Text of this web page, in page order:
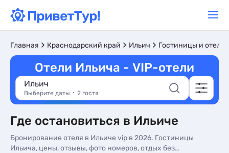
Главная Краснодарский край Ильич Гостиницы и отели
Отели Ильича - VIP-отели
Ильич
Выберите даты 2 гостя
Где остановиться в Ильиче
Бронирование отеля в Ильиче vip в 2026. Гостиницы
Ильича, цены, отзывы, фото номеров, отдых без